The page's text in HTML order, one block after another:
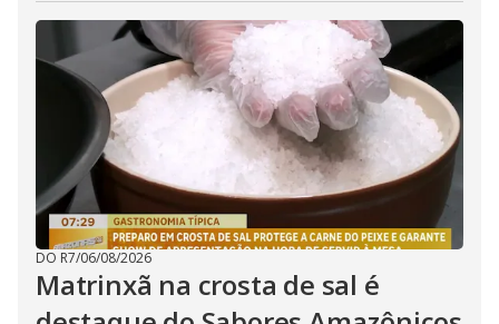
DO R7/06/08/2026
Matrinxã na crosta de sal é